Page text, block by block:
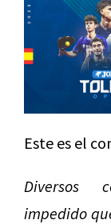
Este es el
Diversos
impedido